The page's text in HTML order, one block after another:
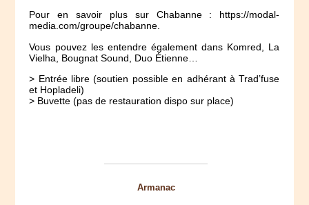
Pour en savoir plus sur Chabanne : https://modal-
media.com/groupe/chabanne.
Vous pouvez les entendre également dans Komred, La
Vielha, Bougnat Sound, Duo Étienne…
> Entrée libre (soutien possible en adhérant à Trad’fuse
et Hopladeli)
> Buvette (pas de restauration dispo sur place)
Armanac